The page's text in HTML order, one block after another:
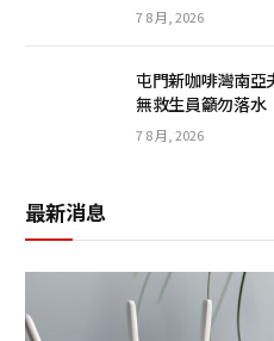
7 8 月, 2026
屯門新咖啡灣南亞
無救生員籲勿落水
7 8 月, 2026
最新消息